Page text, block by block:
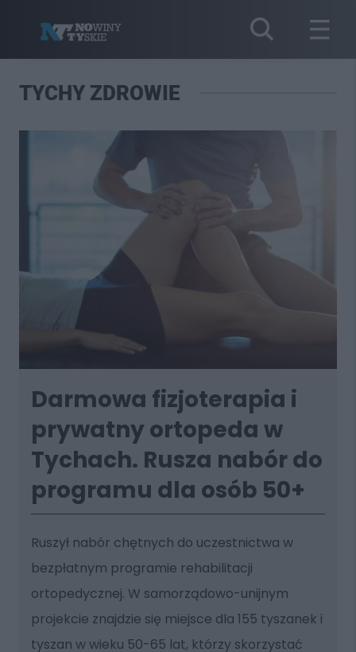
TYCHY ZDROWIE
Darmowa fizjoterapia i
prywatny ortopeda w
Tychach. Rusza nabór do
programu dla osób 50+
Ruszył nabór chętnych do uczestnictwa w
bezpłatnym programie rehabilitacji
ortopedycznej. W samorządowo-unijnym
projekcie znajdzie się miejsce dla 155 tyszanek i
tyszan w wieku 50-65 lat, którzy skorzystać